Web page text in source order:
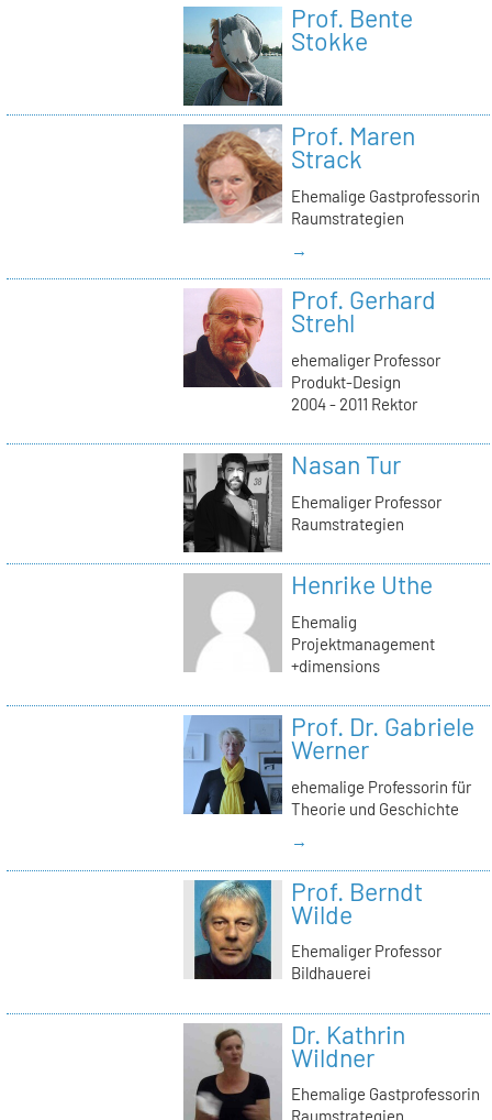
Prof. Bente
Stokke
Prof. Maren
Strack
Ehemalige Gastprofessorin
Raumstrategien
→
Prof. Gerhard
Strehl
ehemaliger Professor
Produkt-Design
2004 - 2011 Rektor
Nasan Tur
Ehemaliger Professor
Raumstrategien
Henrike Uthe
Ehemalig
Projektmanagement
+dimensions
Prof. Dr. Gabriele
Werner
ehemalige Professorin für
Theorie und Geschichte
→
Prof. Berndt
Wilde
Ehemaliger Professor
Bildhauerei
Dr. Kathrin
Wildner
Ehemalige Gastprofessorin
Raumstrategien